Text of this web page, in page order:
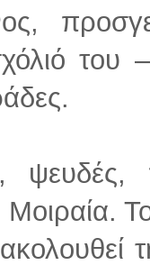
του
Μοιραία.